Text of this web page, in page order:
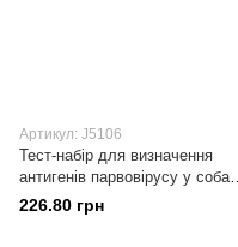
Артикул: J5106
Тест-набір для визначення
антигенів парвовірусу у собак
(CPV-Ag)
226.80 грн